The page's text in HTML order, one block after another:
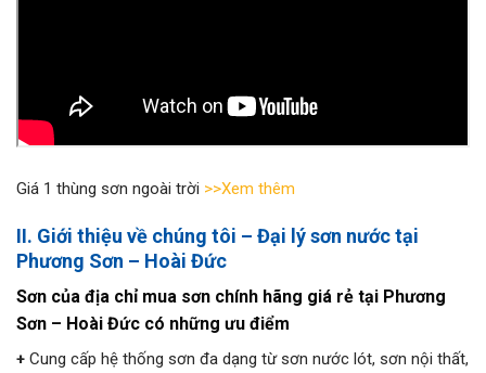
Giá 1 thùng sơn ngoài trời >>Xem thêm
II. Giới thiệu về chúng tôi – Đại lý sơn nước tại
Phương Sơn – Hoài Đức
Sơn của địa chỉ mua sơn chính hãng giá rẻ tại Phương
Sơn – Hoài Đức có những ưu điểm
+ Cung cấp hệ thống sơn đa dạng từ sơn nước lót, sơn nội thất,